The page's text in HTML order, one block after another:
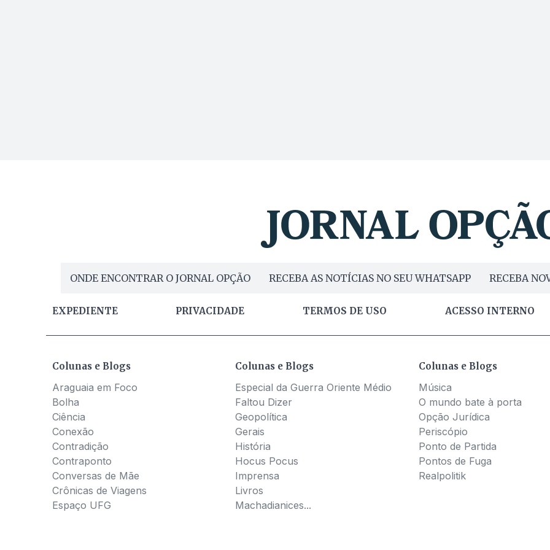
ONDE ENCONTRAR O JORNAL OPÇÃO RECEBA AS NOTÍCIAS NO SEU WHATSAPP RECEBA
EXPEDIENTE PRIVACIDADE TERMOS DE USO ACESSO INTERNO
Colunas e Blogs
Araguaia em Foco
Bolha
Ciência
Conexão
Contradição
Contraponto
Conversas de Mãe
Crônicas de Viagens
Espaço UFG
Colunas e Blogs
Especial da Guerra Oriente Médio
Faltou Dizer
Geopolítica
Gerais
História
Hocus Pocus
Imprensa
Livros
Machadianices...
Colunas e Blogs
Música
O mundo bate à porta
Opção Jurídica
Periscópio
Ponto de Partida
Pontos de Fuga
Realpolitik